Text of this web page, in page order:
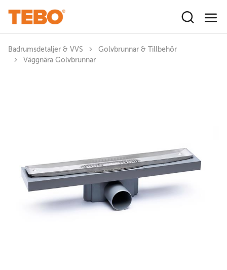
Badrumsdetaljer & VVS
Golvbrunnar & Tillbehör
Väggnära Golvbrunnar